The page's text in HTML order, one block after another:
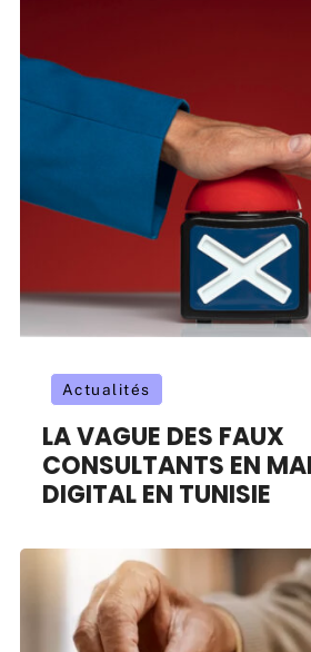
Actualités
LA VAGUE DES FAUX
CONSULTANTS EN
DIGITAL EN TUNISIE